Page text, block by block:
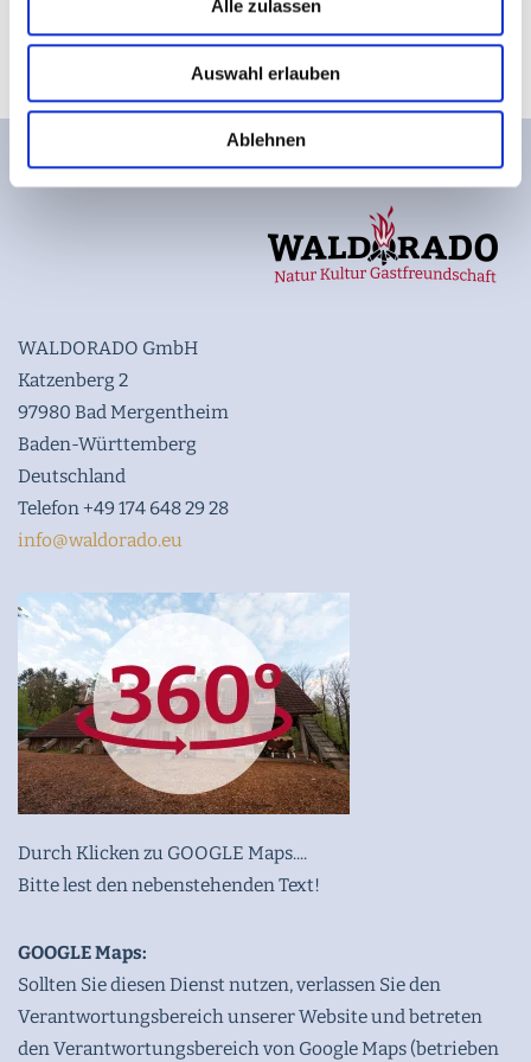
Alle zulassen
Auswahl erlauben
Ablehnen
zu managen.
WALDORADO GmbH
Katzenberg 2
97980 Bad Mergentheim
Baden-Württemberg
Deutschland
Telefon +49 174 648 29 28
info@waldorado.eu
Durch Klicken zu GOOGLE Maps....
Bitte lest den nebenstehenden Text!
GOOGLE Maps:
Sollten Sie diesen Dienst nutzen, verlassen Sie den
Verantwortungsbereich unserer Website und betreten
den Verantwortungsbereich von Google Maps (betrieben